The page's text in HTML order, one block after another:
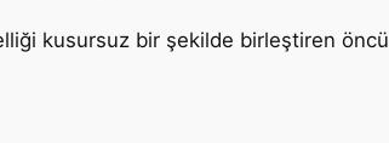
kusursuz bir şekilde birleştiren öncü